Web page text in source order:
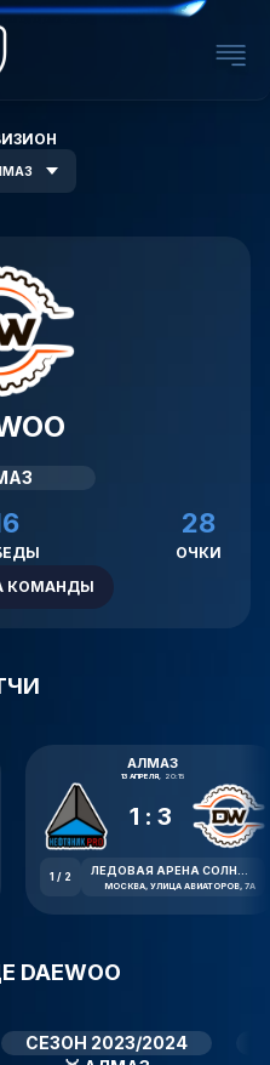
28
ОЧКИ
КОМАНДЫ
АЛМАЗ
13 АПРЕЛЯ, 20:15
1:3
1 / 2
МОСКВА, УЛИЦА АВИАТОРОВ, 7А
СЕЗОН 2023/2024